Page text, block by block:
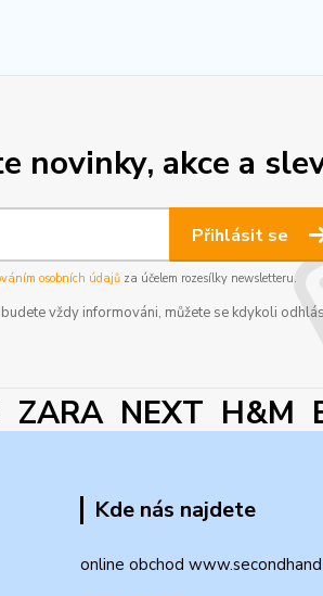
novinky, akce a
Přihlásit se
osobních údajůza účelem rozesílky newsletteru.
vždy informováni, můžete se kdykoli
NEXT H&M
Kde nás najdete
online obchod